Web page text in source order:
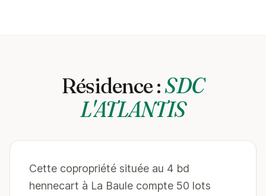
Résidence :SDC
L'ATLANTIS
Cette copropriété située au 4 bd
hennecart à La Baule compte 50 lots